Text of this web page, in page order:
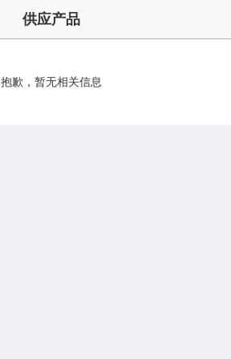
供应产品
抱歉，暂无相关信息